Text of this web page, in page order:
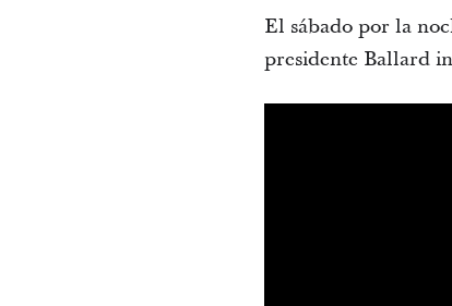
El sábado por la
presidente Ballard